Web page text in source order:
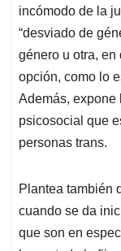
incómodo de la
“desviado de
género u otra,
opción, como lo
Además, expone
psicosocial que
personas trans.
Plantea también
cuando se da
que son en